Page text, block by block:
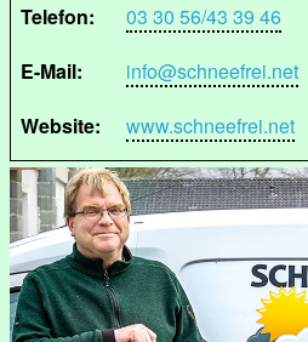
Telefon:
03 30 56/43 39 46
E-Mail:
info@schneefrei.net
Website:
www.schneefrei.net